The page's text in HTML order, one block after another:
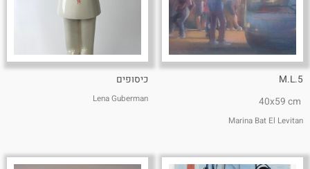
M.L.5
Marina Bat El Levitan
כיסופים
Lena Guberman